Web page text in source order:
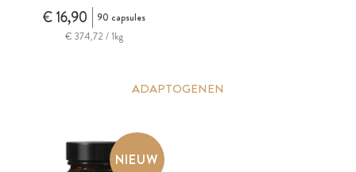
€ 16,90
90 capsules
€ 374,72 / 1kg
ADAPTOGENEN
NIEUW